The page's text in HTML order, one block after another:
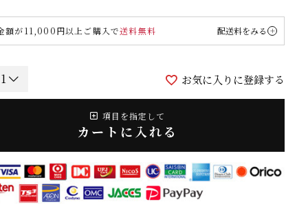
額が11,000円以上ご購入で送料無料 配送料をみる
お気に入りに登録する
項目を指定して
カートに入れる